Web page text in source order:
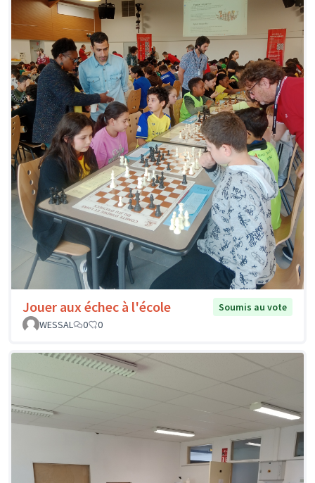
Jouer aux échec à l'école
Soumis au vote
WESSAL
0 0